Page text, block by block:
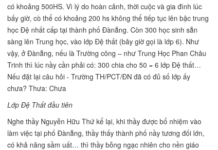
có khoảng 500HS. Vì lý do hoàn cảnh, thời cuộc và gia đình lúc
bấy giờ, cò thể có khoảng 200 hs không thể tiếp tục lên bậc trung
học Đệ nhất cấp tại thành phố Đànẵng. Còn 300 học sinh sẵn
sàng lên Trung học, vào lớp Đệ thất (bây giờ gọi là lớp 6). Như
vậy, ở Đànẵng, nếu là Trường công – như Trung Học Phan Châu
Trinh thì lúc nầy cần phải có: 300 chia cho 50 = 6 lớp Đệ thất…
Nếu đặt lại câu hỏi - Trường TH/PCT/ĐN đã có đủ số lớp ấy
chưa? Thưa: Chưa
Lớp Đệ Thất đầu tiên
Nghe thầy Nguyễn Hữu Thứ kể lại, khi thầy được bổ nhiệm vào
làm việc tại phố Đànẵng, thầy thấy thành phố nầy tương đối lớn,
có khả năng sầm uất… thì thầy bỗng ngạc nhiên cho nền giáo